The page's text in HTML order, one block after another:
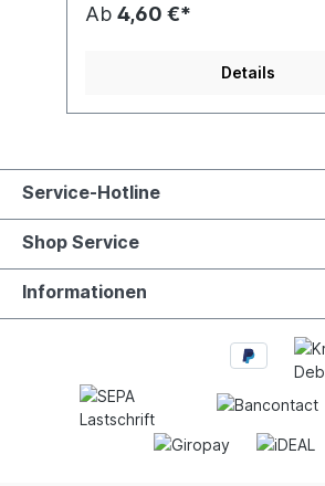
Ab 4,60 €*
Details
Service-Hotline
Shop Service
Informationen